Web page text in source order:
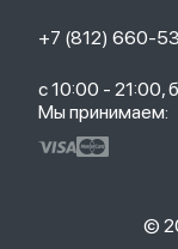
+7 (812) 660-
с 10:00 - 21:00,
Мы принимаем:
©